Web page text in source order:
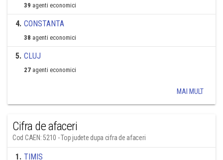
39 agenti economici
4. CONSTANTA
38 agenti economici
5. CLUJ
27 agenti economici
MAI MULT
Cifra de afaceri
Cod CAEN: 5210 - Top judete dupa cifra de afaceri
1. TIMIS